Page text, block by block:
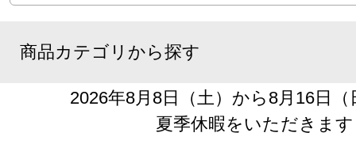
商品カテゴリから探す
2026年8月8日（土）から8月16日
夏季休暇をいただきます